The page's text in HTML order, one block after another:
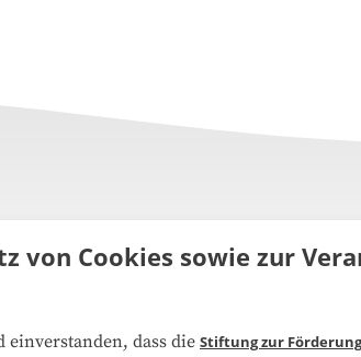
von Cookies sowie zur
einverstanden, dass die Stiftung zur